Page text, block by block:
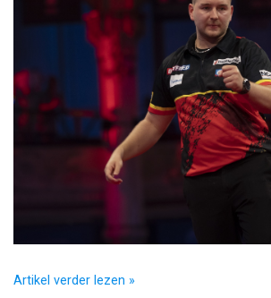
Artikel verder lezen »